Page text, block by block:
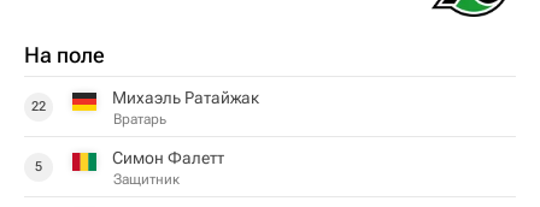
На поле
22 Михаэль Ратайжак
Вратарь
5 Симон Фалетт
Защитник